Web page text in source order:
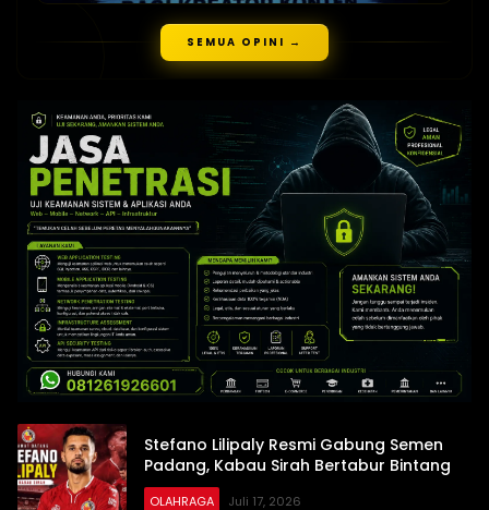
SEMUA OPINI →
Stefano Lilipaly Resmi Gabung Semen
Padang, Kabau Sirah Bertabur Bintang
OLAHRAGA Juli 17, 2026